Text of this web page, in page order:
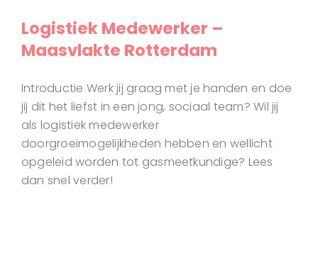
Logistiek Medewerker –
Maasvlakte Rotterdam
Introductie Werk jij graag met je handen en doe
jij dit het liefst in een jong, sociaal team? Wil jij
als logistiek medewerker
doorgroeimogelijkheden hebben en wellicht
opgeleid worden tot gasmeetkundige? Lees
dan snel verder!